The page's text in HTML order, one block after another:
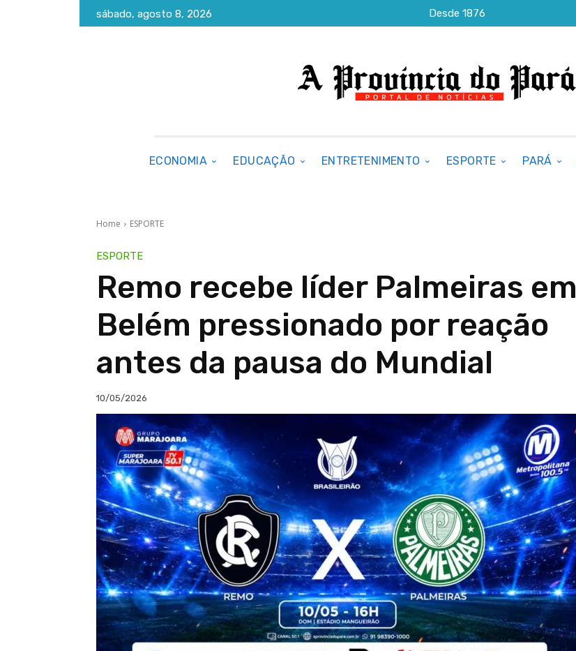
sábado, agosto 8, 2026 Desde 1876
ECONOMIA EDUCAÇÃO ENTRETENIMENTO ESPORTE PARÁ
Home ESPORTE
ESPORTE
Remo recebe líder Palmeiras em
Belém pressionado por reação
antes da pausa do Mundial
10/05/2026